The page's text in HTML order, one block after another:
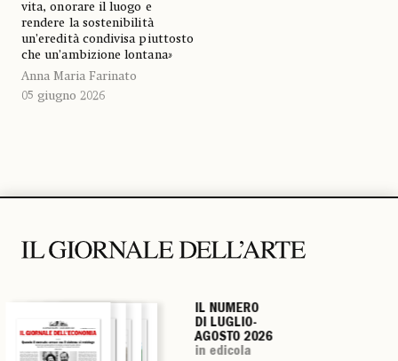
vita, onorare il luogo e
rendere la sostenibilità
un’eredità condivisa piuttosto
che un’ambizione lontana»
Anna Maria Farinato
05 giugno 2026
IL NUMERO
DI LUGLIO-
AGOSTO 2026
in edicola
IL NUMERO
DI LUGLIO-
AGOSTO 2026
in edicola
IL NUMERO
DI LUGLIO-
AGOSTO 2026
in edicola
IL NUMERO
DI LUGLIO-
AGOSTO 2026
in edicola